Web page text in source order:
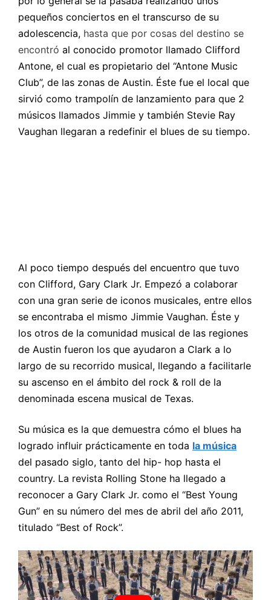
pequeños conciertos en el transcurso de su
adolescencia, hasta que por cosas del destino se
encontró al conocido promotor llamado Clifford
Antone, el cual es propietario del “Antone Music
Club”, de las zonas de Austin. Éste fue el local que
sirvió como trampolín de lanzamiento para que 2
músicos llamados Jimmie y también Stevie Ray
Vaughan llegaran a redefinir el blues de su tiempo.
Al poco tiempo después del encuentro que tuvo
con Clifford, Gary Clark Jr. Empezó a colaborar
con una gran serie de iconos musicales, entre ellos
se encontraba el mismo Jimmie Vaughan. Éste y
los otros de la comunidad musical de las regiones
de Austin fueron los que ayudaron a Clark a lo
largo de su recorrido musical, llegando a facilitarle
su ascenso en el ámbito del rock & roll de la
denominada escena musical de Texas.
Su música es la que demuestra cómo el blues ha
logrado influir prácticamente en toda la música
del pasado siglo, tanto del hip- hop hasta el
country. La revista Rolling Stone ha llegado a
reconocer a Gary Clark Jr. como el “Best Young
Gun” en su número del mes de abril del año 2011,
titulado “Best of Rock”.